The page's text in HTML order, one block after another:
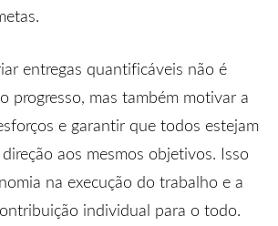
entregas quantificáveis não é
progresso, mas também motivar a
e garantir que todos estejam
aos mesmos objetivos. Isso
na execução do trabalho e a
individual para o todo.